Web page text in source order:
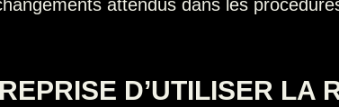
attendus dans les
D’UTILISER LA